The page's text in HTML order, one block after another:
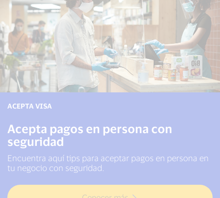
ACEPTA VISA
Acepta pagos en persona con
seguridad
Encuentra aquí tips para aceptar pagos en persona en
tu negocio con seguridad.